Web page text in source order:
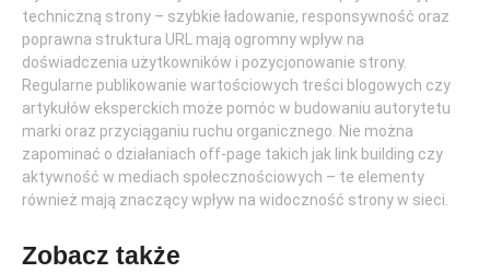
techniczną strony – szybkie ładowanie, responsywność oraz
poprawna struktura URL mają ogromny wpływ na
doświadczenia użytkowników i pozycjonowanie strony.
Regularne publikowanie wartościowych treści blogowych czy
artykułów eksperckich może pomóc w budowaniu autorytetu
marki oraz przyciąganiu ruchu organicznego. Nie można
zapominać o działaniach off-page takich jak link building czy
aktywność w mediach społecznościowych – te elementy
również mają znaczący wpływ na widoczność strony w sieci.
Zobacz także